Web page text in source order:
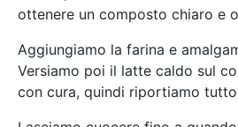
ottenere un composto chiaro e
Aggiungiamo la farina e
Versiamo poi il latte caldo sul
con cura, quindi riportiamo